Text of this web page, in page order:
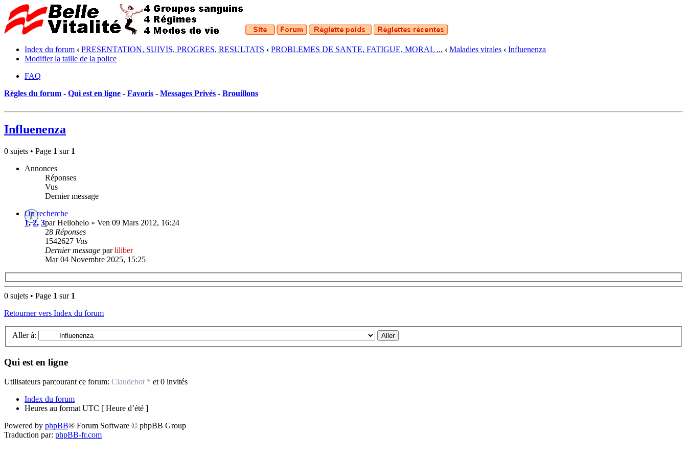
Index du forum ‹ PRESENTATION, SUIVIS, PROGRES, RESULTATS ‹ PROBLEMES DE SANTE, FATIGUE, MORAL ... ‹ Maladies virales ‹ Influenenza
Modifier la taille de la police
FAQ
Règles du forum - Qui est en ligne - Favoris - Messages Privés - Brouillons
Influenenza
0 sujets • Page 1 sur 1
Annonces
Réponses
Vus
Dernier message
On recherche
1,2, 3par Hellohelo » Ven 09 Mars 2012, 16:24
28 Réponses
1542627 Vus
Dernier message parliliber
Mar 04 Novembre 2025, 15:25
0 sujets • Page 1 sur 1
Retourner vers Index du forum
Aller à:
Qui est en ligne
Utilisateurs parcourant ce forum: Claudebot * et 0 invités
Index du forum
Heures au format UTC [ Heure d’été ]
Powered by phpBB® Forum Software © phpBB Group
Traduction par: phpBB-fr.com